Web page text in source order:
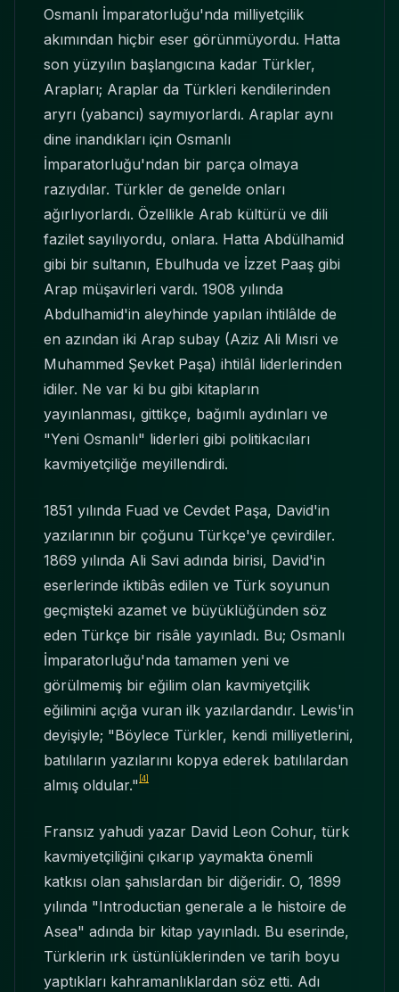
Osmanlı İmparatorluğu'nda milliyetçilik
akımından hiçbir eser görünmüyordu. Hatta
son yüzyılın başlangıcına kadar Türkler,
Arapları; Araplar da Türkleri kendilerinden
aryrı (yabancı) saymıyorlardı. Araplar aynı
dine inandıkları için Osmanlı
İmparatorluğu'ndan bir parça olmaya
razıydılar. Türkler de genelde onları
ağırlıyorlardı. Özellikle Arab kültürü ve dili
fazilet sayılıyordu, onlara. Hatta Abdülhamid
gibi bir sultanın, Ebulhuda ve İzzet Paaş gibi
Arap müşavirleri vardı. 1908 yılında
Abdulhamid'in aleyhinde yapılan ihtilâlde de
en azından iki Arap subay (Aziz Ali Mısri ve
Muhammed Şevket Paşa) ihtilâl liderlerinden
idiler. Ne var ki bu gibi kitapların
yayınlanması, gittikçe, bağımlı aydınları ve
"Yeni Osmanlı" liderleri gibi politikacıları
kavmiyetçiliğe meyillendirdi.
1851 yılında Fuad ve Cevdet Paşa, David'in
yazılarının bir çoğunu Türkçe'ye çevirdiler.
1869 yılında Ali Savi adında birisi, David'in
eserlerinde iktibâs edilen ve Türk soyunun
geçmişteki azamet ve büyüklüğünden söz
eden Türkçe bir risâle yayınladı. Bu; Osmanlı
İmparatorluğu'nda tamamen yeni ve
görülmemiş bir eğilim olan kavmiyetçilik
eğilimini açığa vuran ilk yazılardandır. Lewis'in
deyişiyle; "Böylece Türkler, kendi milliyetlerini,
batılıların yazılarını kopya ederek batılılardan
almış oldular." [4]
Fransız yahudi yazar David Leon Cohur, türk
kavmiyetçiliğini çıkarıp yaymakta önemli
katkısı olan şahıslardan bir diğeridir. O, 1899
yılında "Introductian generale a le histoire de
Asea" adında bir kitap yayınladı. Bu eserinde,
Türklerin ırk üstünlüklerinden ve tarih boyu
yaptıkları kahramanlıklardan söz etti. Adı